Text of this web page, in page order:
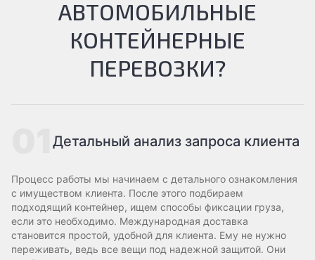
АВТОМОБИЛЬНЫЕ
КОНТЕЙНЕРНЫЕ
ПЕРЕВОЗКИ?
Детальный анализ запроса клиента
Процесс работы мы начинаем с детального ознакомления
с имуществом клиента. После этого подбираем
подходящий контейнер, ищем способы фиксации груза,
если это необходимо. Международная доставка
становится простой, удобной для клиента. Ему не нужно
переживать, ведь все вещи под надежной защитой. Они